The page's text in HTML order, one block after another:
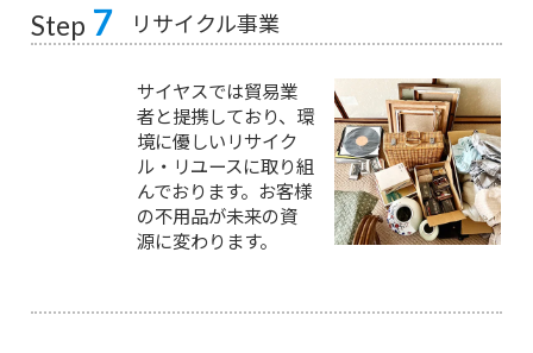
Step 7 リサイクル事業
サイヤスでは貿易業
者と提携しており、環
境に優しいリサイク
ル・リユースに取り組
んでおります。お客様
の不用品が未来の資
源に変わります。